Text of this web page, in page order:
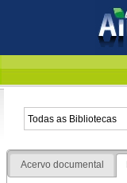
Acervo documental